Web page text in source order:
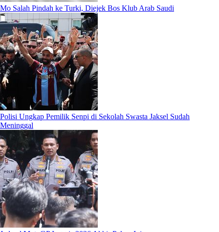
Mo Salah Pindah ke Turki, Diejek Bos Klub Arab Saudi
Polisi Ungkap Pemilik Senpi di Sekolah Swasta Jaksel Sudah
Meninggal